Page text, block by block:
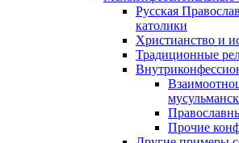
Русская
католики
Христианство и
Традиционные
Прочие